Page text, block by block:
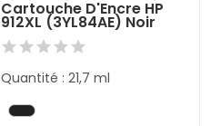
Cartouche D'Encre HP
912XL (3YL84AE) Noir
Quantité : 21,7 ml